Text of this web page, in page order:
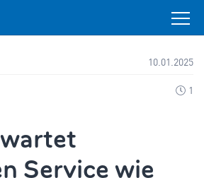
10.01.2025
1
Service wie